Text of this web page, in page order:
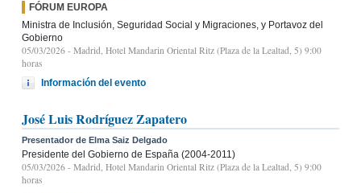
FÓRUM EUROPA
Ministra de Inclusión, Seguridad Social y Migraciones, y Portavoz del
Gobierno
05/03/2026 - Madrid, Hotel Mandarin Oriental Ritz (Plaza de la Lealtad, 5) 9:00
horas
Información del evento
José Luis Rodríguez Zapatero
Presentador de Elma Saiz Delgado
Presidente del Gobierno de España (2004-2011)
05/03/2026 - Madrid, Hotel Mandarin Oriental Ritz (Plaza de la Lealtad, 5) 9:00
horas